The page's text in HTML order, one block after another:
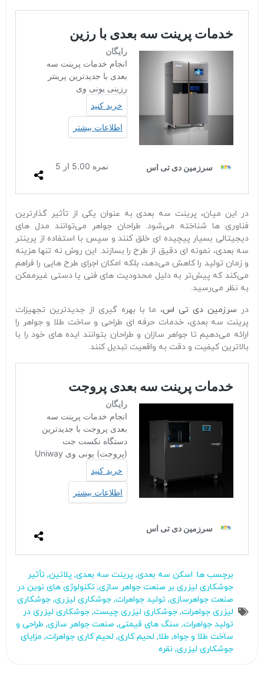
در این میان، پرینت سه‌ بعدی به عنوان یکی از تأثیر گذارترین
فناوری‌ ها شناخته می‌شود. طراحان جواهر می‌توانند مدل‌ های
دیجیتالی بسیار پیچیده‌ ای خلق کنند و سپس با استفاده از پرینتر
سه‌ بعدی، نمونه‌ ای دقیق از طرح را بسازند. این روش نه‌ تنها هزینه
و زمان تولید را کاهش می‌دهد، بلکه امکان اجرای طرح‌ هایی را فراهم
می‌کند که پیش‌تر به دلیل محدودیت‌ های فنی یا دستی غیرممکن
به نظر می‌رسید.
در سرزمین دی‌ تی‌ اس، ما با بهره‌ گیری از جدیدترین تجهیزات
پرینت سه‌ بعدی، خدمات حرفه‌ ای طراحی و ساخت طلا و جواهر را
ارائه می‌دهیم تا جواهر سازان و طراحان بتوانند ایده‌ های خود را با
بالاترین کیفیت و دقت به واقعیت تبدیل کنند.
برچسب ها: اسکن سه‌ بعدی, پرینت سه بعدی, پلاتین, تأثیر
جوشکاری لیزری بر صنعت جواهر سازی, تکنولوژی‌ های نوین در
صنعت جواهرسازی, تولید جواهرات, جوشکاری لیزری, جوشکاری
لیزری جواهرات, جوشکاری لیزری چیست, جوشکاری لیزری در
تولید جواهرات, سنگ های قیمتی, صنعت جواهر سازی, طراحی و
ساخت طلا و جواه, طلا, لحیم کاری, لحیم‌ کاری جواهرات, مزایای
جوشکاری لیزری, نقره